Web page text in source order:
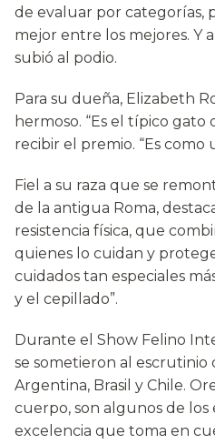
de evaluar por categorías,
mejor entre los mejores. Y
subió al podio.
Para su dueña, Elizabeth
hermoso. “Es el típico gato
recibir el premio. “Es como
Fiel a su raza que se
de la antigua Roma,
resistencia física, que
quienes lo cuidan y
cuidados tan especiales
y el cepillado”.
Durante el Show Felino
se sometieron al escrutinio
Argentina, Brasil y Chile.
cuerpo, son algunos de los
excelencia que toma en